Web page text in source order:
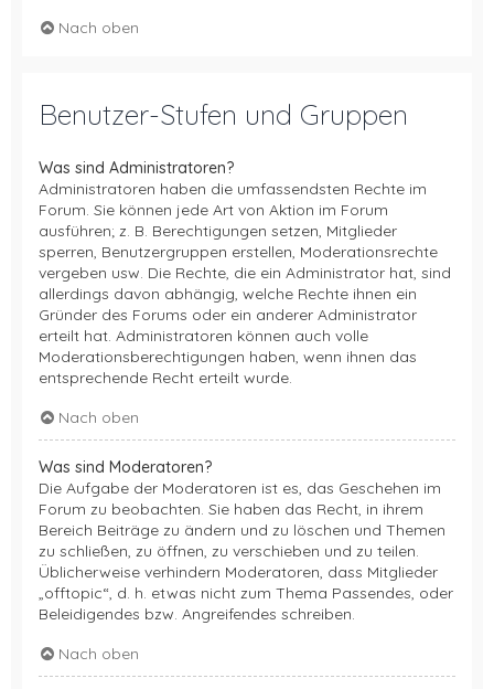
Nach oben
Benutzer-Stufen und Gruppen
Was sind Administratoren?
Administratoren haben die umfassendsten Rechte im
Forum. Sie können jede Art von Aktion im Forum
ausführen; z. B. Berechtigungen setzen, Mitglieder
sperren, Benutzergruppen erstellen, Moderationsrechte
vergeben usw. Die Rechte, die ein Administrator hat, sind
allerdings davon abhängig, welche Rechte ihnen ein
Gründer des Forums oder ein anderer Administrator
erteilt hat. Administratoren können auch volle
Moderationsberechtigungen haben, wenn ihnen das
entsprechende Recht erteilt wurde.
Nach oben
Was sind Moderatoren?
Die Aufgabe der Moderatoren ist es, das Geschehen im
Forum zu beobachten. Sie haben das Recht, in ihrem
Bereich Beiträge zu ändern und zu löschen und Themen
zu schließen, zu öffnen, zu verschieben und zu teilen.
Üblicherweise verhindern Moderatoren, dass Mitglieder
„offtopic“, d. h. etwas nicht zum Thema Passendes, oder
Beleidigendes bzw. Angreifendes schreiben.
Nach oben